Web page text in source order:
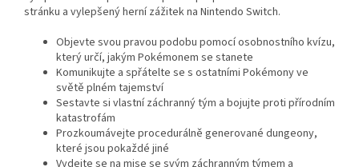
stránku a vylepšený herní zážitek na Nintendo Switch.
Objevte svou pravou podobu pomocí osobnostního kvízu,
který určí, jakým Pokémonem se stanete
Komunikujte a spřátelte se s ostatními Pokémony ve
světě plném tajemství
Sestavte si vlastní záchranný tým a bojujte proti přírodním
katastrofám
Prozkoumávejte procedurálně generované dungeony,
které jsou pokaždé jiné
Vydejte se na mise se svým záchranným týmem a